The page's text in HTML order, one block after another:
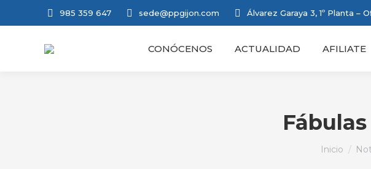
985 359 647 sede@ppgijon.com Álvarez Garaya 3, 1º Planta –
CONÓCENOS ACTUALIDAD AFILIATE
Estás aquí:
Inicio